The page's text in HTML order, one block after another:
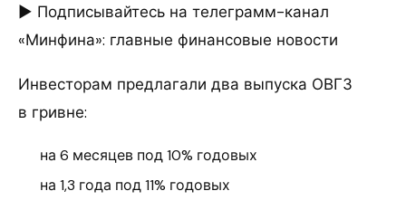
► Подписывайтесь на телеграмм-канал
«Минфина»: главные финансовые новости
Инвесторам предлагали два выпуска ОВГЗ
в гривне:
на 6 месяцев под 10% годовых
на 1,3 года под 11% годовых